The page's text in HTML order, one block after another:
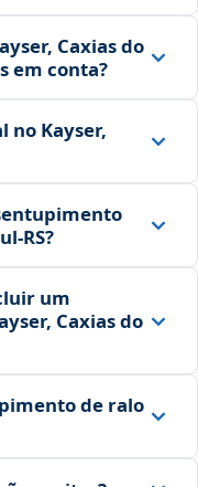
Caxias do
em conta?
no Kayser,
um
Caxias do
de ralo